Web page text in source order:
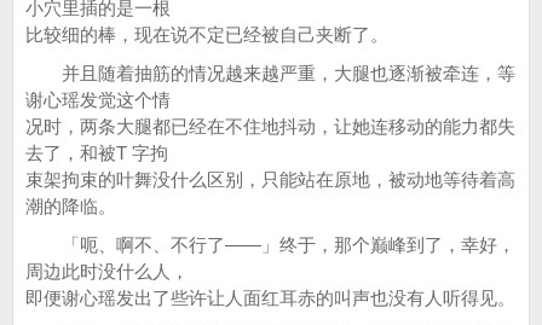
小穴里插的是一根
比较细的棒，现在说不定已经被自己夹断了。
并且随着抽筋的情况越来越严重，大腿也逐渐被牵连，等
谢心瑶发觉这个情
况时，两条大腿都已经在不住地抖动，让她连移动的能力都失
去了，和被T 字拘
束架拘束的叶舞没什么区别，只能站在原地，被动地等待着高
潮的降临。
「呃、啊不、不行了——」终于，那个巅峰到了，幸好，
周边此时没什么人，
即便谢心瑶发出了些许让人面红耳赤的叫声也没有人听得见。